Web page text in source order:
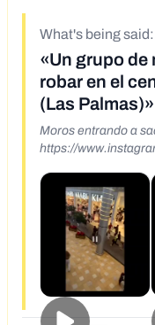
What's being said:
«Un grupo de
robar en el
(Las Palmas)»
Moros entrando a
https://